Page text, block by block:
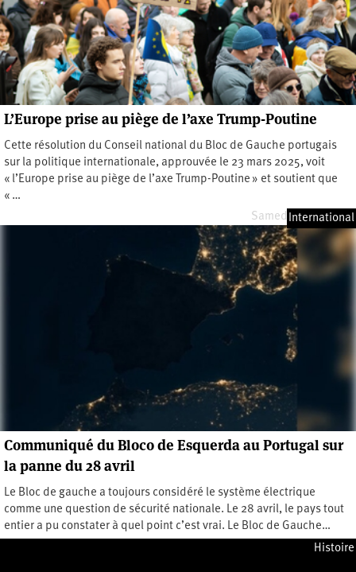
L’Europe prise au piège de l’axe Trump-Poutine
Cette résolution du Conseil national du Bloc de Gauche portugais
sur la politique internationale, approuvée le 23 mars 2025, voit
« l’Europe prise au piège de l’axe Trump-Poutine » et soutient que
« …
Samedi 10 mai 2025
International
Communiqué du Bloco de Esquerda au Portugal sur
la panne du 28 avril
Le Bloc de gauche a toujours considéré le système électrique
comme une question de sécurité nationale. Le 28 avril, le pays tout
entier a pu constater à quel point c’est vrai. Le Bloc de Gauche…
Lundi 5 mai 2025
Histoire